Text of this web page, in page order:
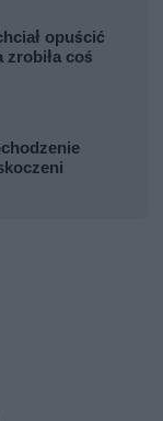
opuścić
zrobiła coś